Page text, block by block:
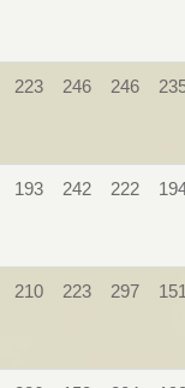
223 246 246
193 242 222
210 223 297